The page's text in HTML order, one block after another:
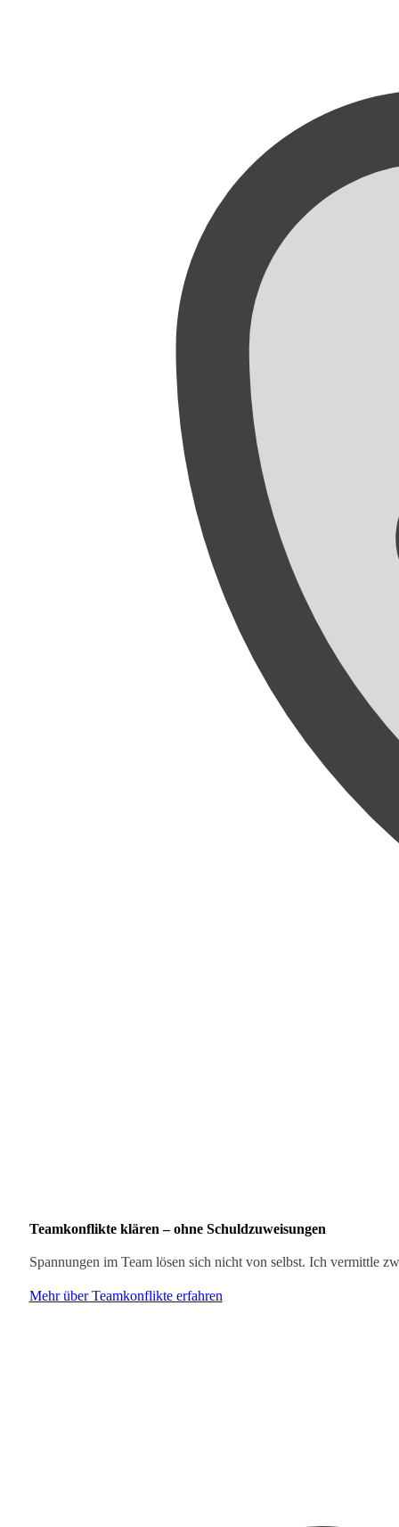
Teamkonflikte klären – ohne Schuldzuweisungen
Spannungen im Team lösen sich nicht von selbst. Ich vermittle
Mehr über Teamkonflikte erfahren